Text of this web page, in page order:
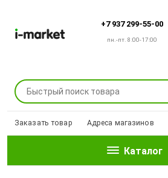
+7 937 299-55-00
пн.-пт. 8:00-17:00
Заказать товар Адреса магазинов
Каталог